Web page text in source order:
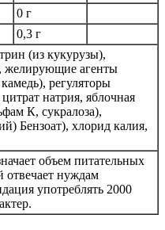
0 г
0,3 г
(из кукурузы),
желирующие агенты
регуляторы
натрия, яблочная
К, сукралоза),
Бензоат), хлорид калия,
объем питательных
нуждам
употреблять 2000